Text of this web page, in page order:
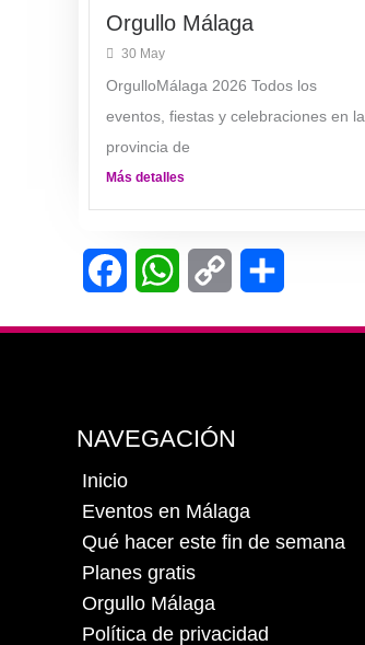
Orgullo Málaga
30 May
OrgulloMálaga 2026 Todos los
eventos, fiestas y celebraciones en la
provincia de
Más detalles
FacebookWhatsApp
Copy
NAVEGACIÓN
Inicio
Eventos en Málaga
Qué hacer este fin de semana
Planes gratis
Orgullo Málaga
Política de privacidad